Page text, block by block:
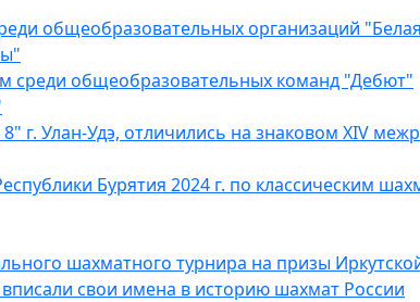
общеобразовательных организаций
среди общеобразовательных команд "Дебют"
Улан-Удэ, отличились на знаковом XIV
Бурятия 2024 г. по классическим
шахматного турнира на призы
свои имена в историю шахмат России